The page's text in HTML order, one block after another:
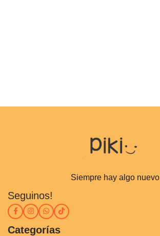
Siempre hay algo nuevo
Seguinos!
Categorías